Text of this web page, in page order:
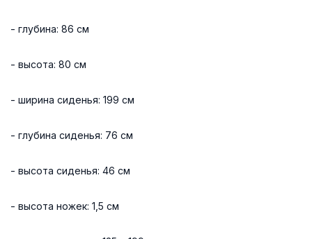
- глубина: 86 см
- высота: 80 см
- ширина сиденья: 199 см
- глубина сиденья: 76 см
- высота сиденья: 46 см
- высота ножек: 1,5 см